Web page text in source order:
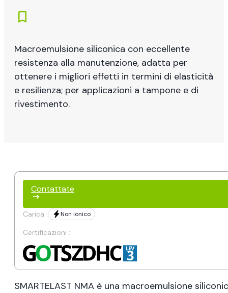
Macroemulsione siliconica con eccellente
resistenza alla manutenzione, adatta per
ottenere i migliori effetti in termini di elasticità
e resilienza; per applicazioni a tampone e di
rivestimento.
SMARTELAST NMA è una macroemulsione
Contattate
Carica : Non ionico
Certificazioni :